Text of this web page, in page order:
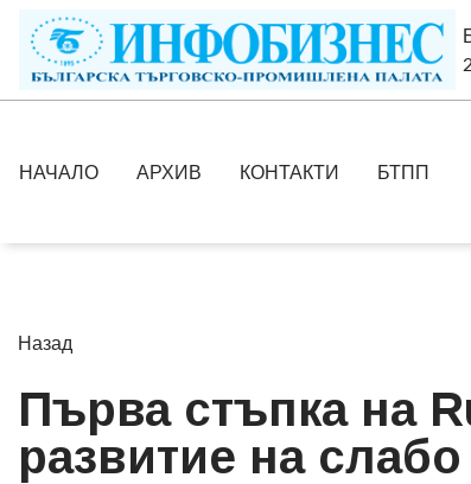
НАЧАЛО АРХИВ КОНТАКТИ БТПП
Назад
Първа стъпка на
развитие на